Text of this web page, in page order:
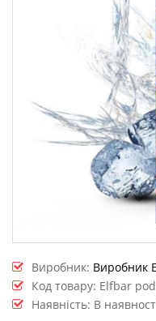
Виробник: Виробник
Код товару: Elfbar pod
Наявність: В